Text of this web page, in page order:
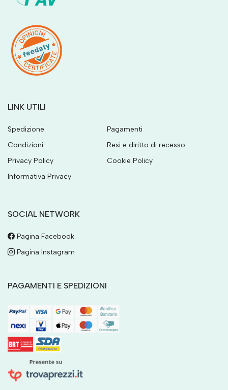
LINK UTILI
Spedizione
Pagamenti
Condizioni
Resi e diritto di recesso
Privacy Policy
Cookie Policy
Informativa Privacy
SOCIAL NETWORK
Pagina Facebook
Pagina Instagram
PAGAMENTI E SPEDIZIONI